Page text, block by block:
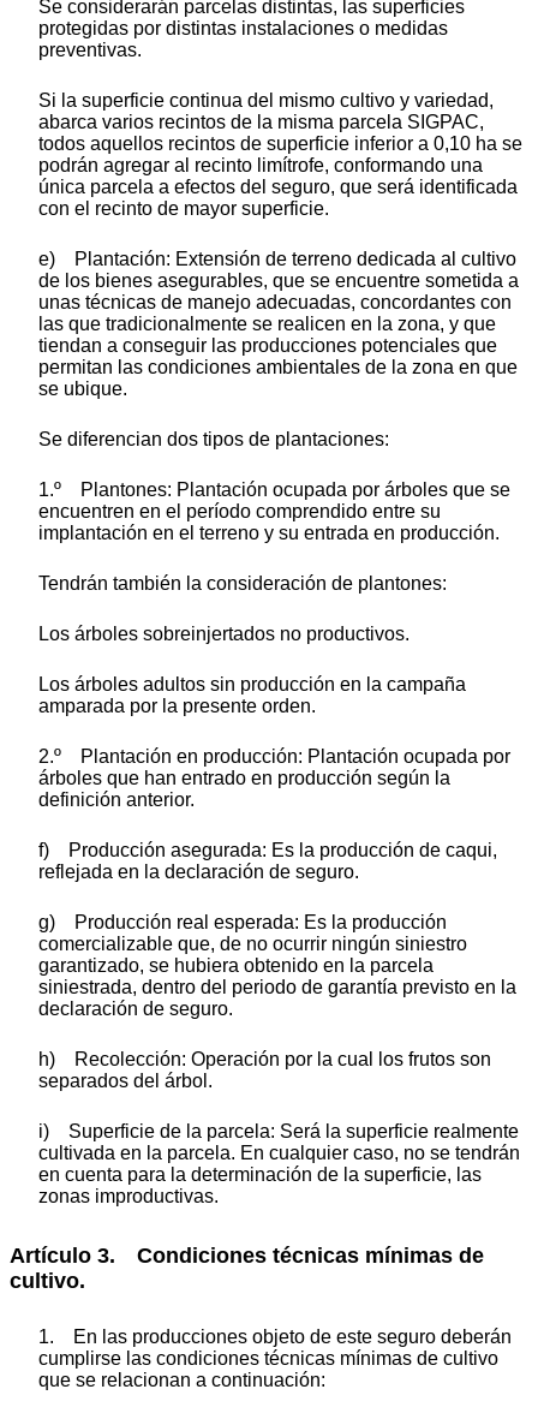
Se considerarán parcelas distintas, las superficies
protegidas por distintas instalaciones o medidas
preventivas.
Si la superficie continua del mismo cultivo y variedad,
abarca varios recintos de la misma parcela SIGPAC,
todos aquellos recintos de superficie inferior a 0,10 ha se
podrán agregar al recinto limítrofe, conformando una
única parcela a efectos del seguro, que será identificada
con el recinto de mayor superficie.
e) Plantación: Extensión de terreno dedicada al cultivo
de los bienes asegurables, que se encuentre sometida a
unas técnicas de manejo adecuadas, concordantes con
las que tradicionalmente se realicen en la zona, y que
tiendan a conseguir las producciones potenciales que
permitan las condiciones ambientales de la zona en que
se ubique.
Se diferencian dos tipos de plantaciones:
1.º Plantones: Plantación ocupada por árboles que se
encuentren en el período comprendido entre su
implantación en el terreno y su entrada en producción.
Tendrán también la consideración de plantones:
Los árboles sobreinjertados no productivos.
Los árboles adultos sin producción en la campaña
amparada por la presente orden.
2.º Plantación en producción: Plantación ocupada por
árboles que han entrado en producción según la
definición anterior.
f) Producción asegurada: Es la producción de caqui,
reflejada en la declaración de seguro.
g) Producción real esperada: Es la producción
comercializable que, de no ocurrir ningún siniestro
garantizado, se hubiera obtenido en la parcela
siniestrada, dentro del periodo de garantía previsto en la
declaración de seguro.
h) Recolección: Operación por la cual los frutos son
separados del árbol.
i) Superficie de la parcela: Será la superficie realmente
cultivada en la parcela. En cualquier caso, no se tendrán
en cuenta para la determinación de la superficie, las
zonas improductivas.
Artículo 3. Condiciones técnicas mínimas de
cultivo.
1. En las producciones objeto de este seguro deberán
cumplirse las condiciones técnicas mínimas de cultivo
que se relacionan a continuación: